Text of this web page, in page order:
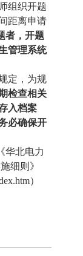
组织开题
距离申请
者，开题
管理系统
定，为规
检查相关
入档案
必确保开
华北电力
细则》
）